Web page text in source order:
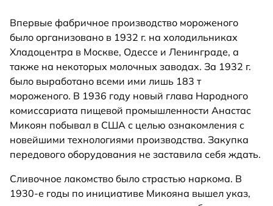
Впервые фабричное производство мороженого
было организовано в 1932 г. на холодильниках
Хладоцентра в Москве, Одессе и Ленинграде, а
также на некоторых молочных заводах. За 1932 г.
было выработано всеми ими лишь 183 т
мороженого. В 1936 году новый глава Народного
комиссариата пищевой промышленности Анастас
Микоян побывал в США с целью ознакомления с
новейшими технологиями производства. Закупка
передового оборудования не заставила себя ждать.
Сливочное лакомство было страстью наркома. В
1930-е годы по инициативе Микояна вышел указ,